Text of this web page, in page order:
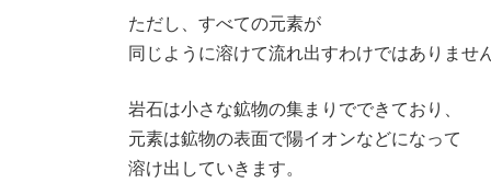
ただし、すべての元素が
同じように溶けて流れ出すわけではありません
岩石は小さな鉱物の集まりでできており、
元素は鉱物の表面で陽イオンなどになって
溶け出していきます。